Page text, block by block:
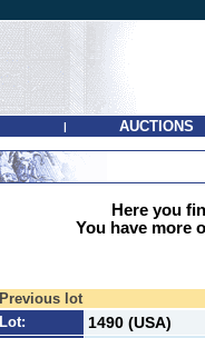
| AUCTIONS
Here you
You have more
Previous lot
Lot:
1490 (USA)